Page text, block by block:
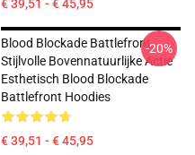
€ 39,51 - € 45,95
Blood Blockade Battlefront
Stijlvolle Bovennatuurlijke Actie
Esthetisch Blood Blockade
Battlefront Hoodies
€ 39,51 - € 45,95
-20%